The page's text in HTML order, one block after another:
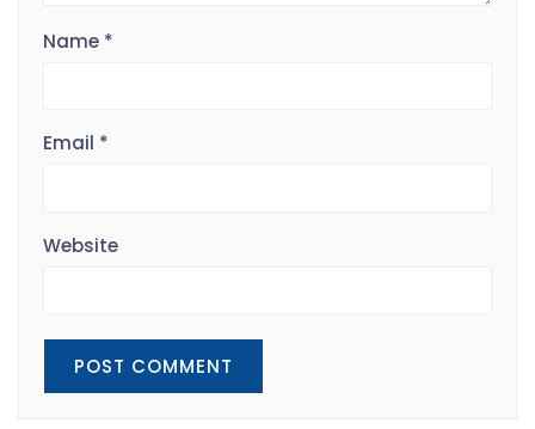
Name *
Email *
Website